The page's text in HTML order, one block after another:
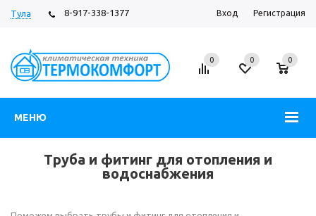
Тула 8-917-338-1377 Вход Регистрация
МЕНЮ
0 0
0
Труба и фитинг для отопления и
водоснабжения